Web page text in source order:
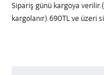
Sipariş günü kargoya
kargolanır).690TL ve üzeri